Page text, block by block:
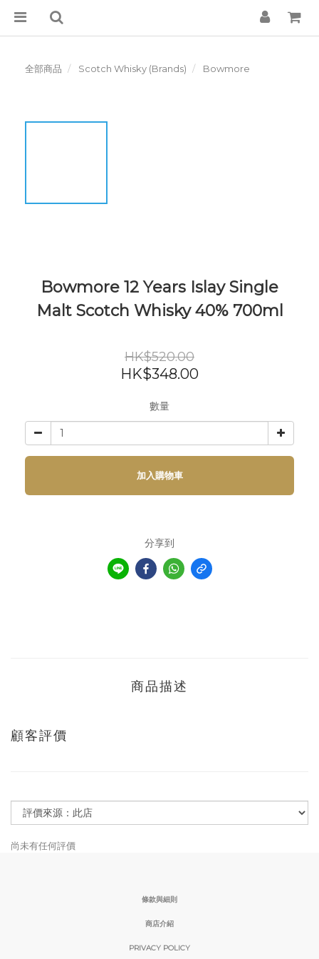
全部商品 Scotch Whisky (Brands) Bowmore
Bowmore 12 Years Islay Single
Malt Scotch Whisky 40% 700ml
HK$520.00
HK$348.00
數量
加入購物車
分享到
商品描述
顧客評價
尚未有任何評價
條款與細則
商店介紹
PRIVACY POLICY